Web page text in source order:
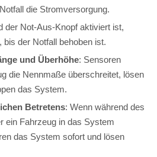
die Stromversorgung.
der Not-Aus-Knopf aktiviert ist,
der Notfall behoben ist.
und Überhöhe: Sensoren
die Nennmaße überschreitet, lösen
das System.
Betretens: Wenn während des
ein Fahrzeug in das System
das System sofort und lösen